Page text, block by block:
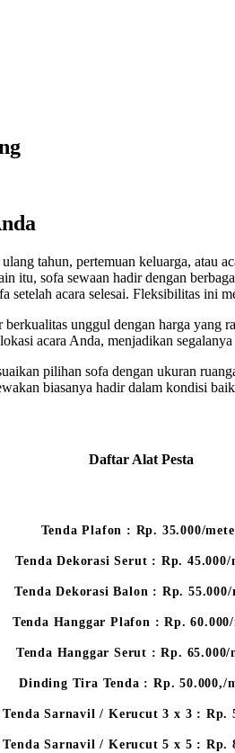
tahun, pertemuan keluarga,
itu, sofa sewaan hadir dengan
acara selesai. Fleksibilitas ini
unggul dengan harga
acara Anda, menjadikan segalanya
pilihan sofa dengan ukuran
biasanya hadir dalam kondisi
Daftar Alat Pesta
Tenda Plafon : Rp. 35.000/
Tenda Dekorasi Serut : Rp. 45.000/
Tenda Dekorasi Balon : Rp. 55.000/
Tenda Hanggar Plafon : Rp.
Tenda Hanggar Serut : Rp. 65.000/
Dinding Tira Tenda : Rp. 50.000,/
Tenda Sarnavil / Kerucut 3 x 3 : Rp.
Tenda Sarnavil / Kerucut 5 x 5 : Rp.